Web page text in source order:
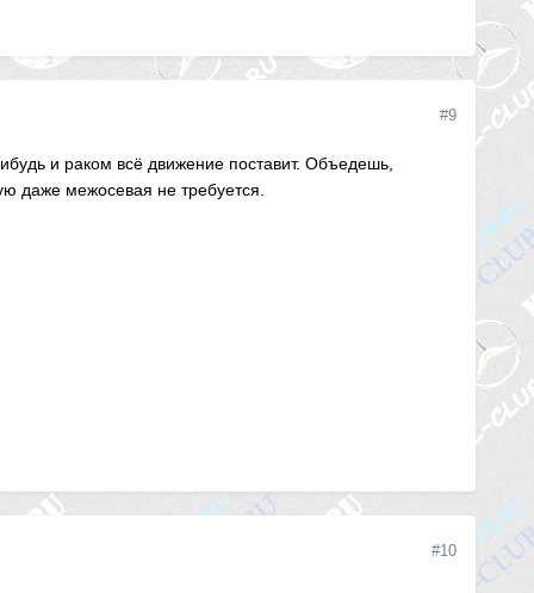
#9
и раком всё движение поставит. Объедешь,
даже межосевая не требуется.
#10